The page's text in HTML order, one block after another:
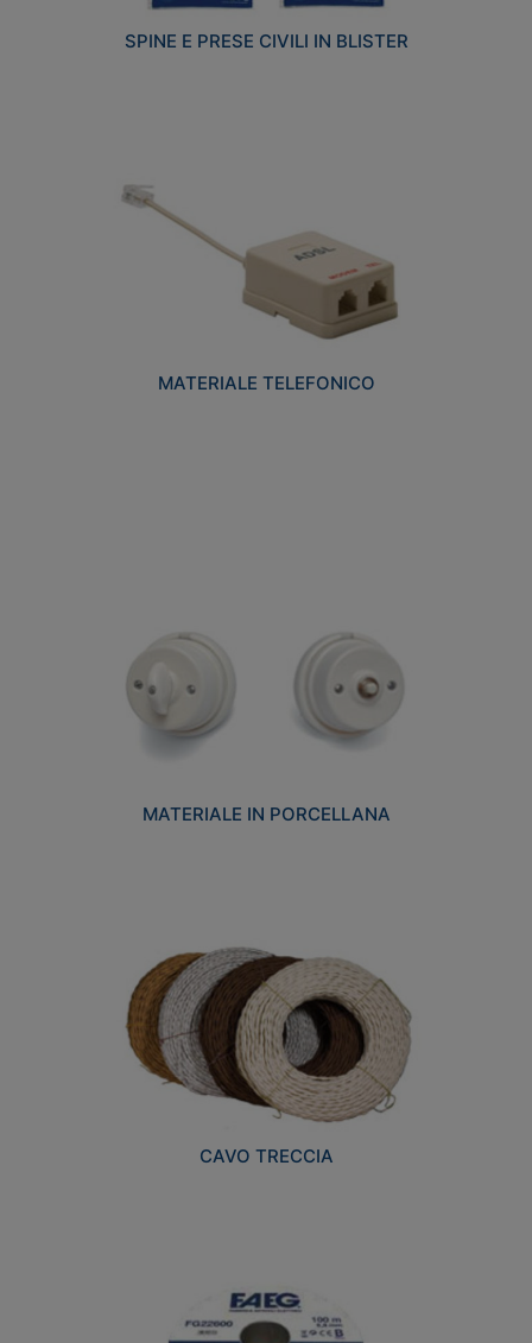
SPINE E PRESE CIVILI IN BLISTER
MATERIALE TELEFONICO
MATERIALE IN PORCELLANA
CAVO TRECCIA